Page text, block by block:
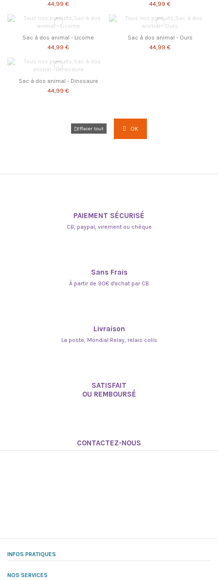
44,99 €
44,99 €
Sac à dos animal - Licorne
44,99 €
Sac à dos animal - Ours
44,99 €
Sac à dos animal - Dinosaure
44,99 €
Effacer tout OK
PAIEMENT SÉCURISÉ
CB, paypal, virement ou chèque
Sans Frais
À partir de 90€ d'achat par CB
Livraison
La poste, Mondial Relay, relais colis
SATISFAIT
OU REMBOURSÉ
CONTACTEZ-NOUS
INFOS PRATIQUES
NOS SERVICES